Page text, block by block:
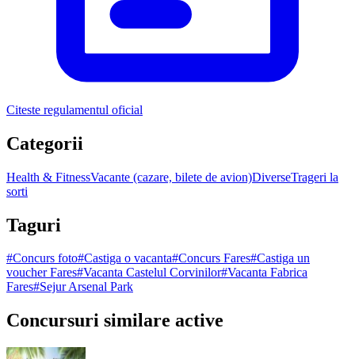
Citeste regulamentul oficial
Categorii
Health & FitnessVacante (cazare, bilete de avion)DiverseTrageri la
sorti
Taguri
#Concurs foto#Castiga o vacanta#Concurs Fares#Castiga un
voucher Fares#Vacanta Castelul Corvinilor#Vacanta Fabrica
Fares#Sejur Arsenal Park
Concursuri similare active